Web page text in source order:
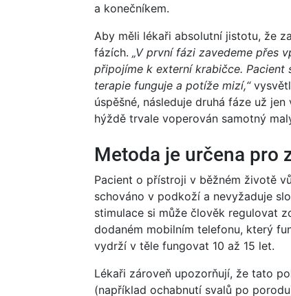
a konečníkem.
Aby měli lékaři absolutní jistotu, že
fázích. „V první fázi zavedeme přes
připojíme k externí krabičce.
terapie funguje a potíže mizí,“
úspěšné, následuje druhá fáze už
hýždě trvale voperován samotný
Metoda je určena pro
Pacient o přístroji v běžném životě
schováno v podkoží a nevyžaduje
stimulace si může člověk regulovat
dodaném mobilním telefonu, který
vydrží v těle fungovat 10 až 15 let.
Lékaři zároveň upozorňují, že tato
(například ochabnutí svalů po